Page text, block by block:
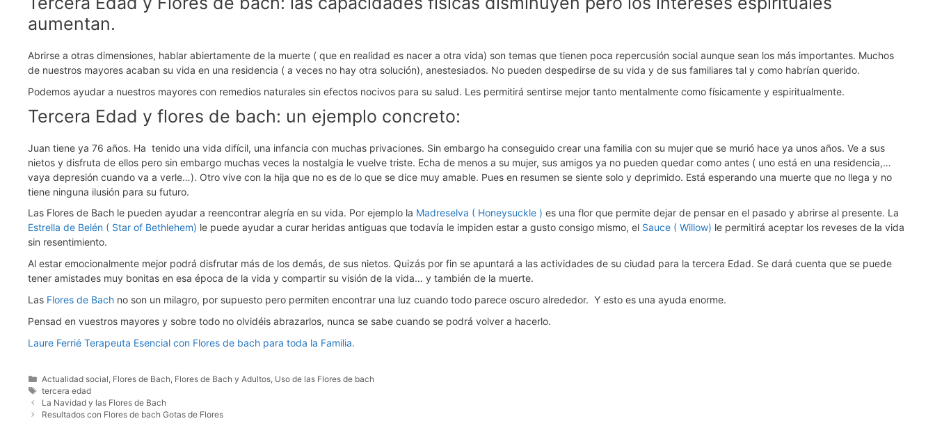
aumentan.
Abrirse a otras dimensiones, hablar abiertamente de la muerte ( que en realidad es nacer a otra vida) son temas que tienen poca repercusión social aunque sean los más importantes. Muchos
de nuestros mayores acaban su vida en una residencia ( a veces no hay otra solución), anestesiados. No pueden despedirse de su vida y de sus familiares tal y como habrían querido.
Podemos ayudar a nuestros mayores con remedios naturales sin efectos nocivos para su salud. Les permitirá sentirse mejor tanto mentalmente como físicamente y espiritualmente.
Tercera Edad y flores de bach: un ejemplo concreto:
Juan tiene ya 76 años. Ha tenido una vida difícil, una infancia con muchas privaciones. Sin embargo ha conseguido crear una familia con su mujer que se murió hace ya unos años. Ve a sus
nietos y disfruta de ellos pero sin embargo muchas veces la nostalgia le vuelve triste. Echa de menos a su mujer, sus amigos ya no pueden quedar como antes ( uno está en una residencia,…
vaya depresión cuando va a verle…). Otro vive con la hija que no es de lo que se dice muy amable. Pues en resumen se siente solo y deprimido. Está esperando una muerte que no llega y no
tiene ninguna ilusión para su futuro.
Las Flores de Bach le pueden ayudar a reencontrar alegría en su vida. Por ejemplo la Madreselva ( Honeysuckle ) es una flor que permite dejar de pensar en el pasado y abrirse al presente. La
Estrella de Belén ( Star of Bethlehem) le puede ayudar a curar heridas antiguas que todavía le impiden estar a gusto consigo mismo, el Sauce ( Willow) le permitirá aceptar los reveses de la vida
sin resentimiento.
Al estar emocionalmente mejor podrá disfrutar más de los demás, de sus nietos. Quizás por fin se apuntará a las actividades de su ciudad para la tercera Edad. Se dará cuenta que se puede
tener amistades muy bonitas en esa época de la vida y compartir su visión de la vida… y también de la muerte.
Las Flores de Bach no son un milagro, por supuesto pero permiten encontrar una luz cuando todo parece oscuro alrededor. Y esto es una ayuda enorme.
Pensad en vuestros mayores y sobre todo no olvidéis abrazarlos, nunca se sabe cuando se podrá volver a hacerlo.
Laure Ferrié Terapeuta Esencial con Flores de bach para toda la Familia.
Categorías
Actualidad social, Flores de Bach, Flores de Bach y Adultos, Uso de las Flores de bach
Etiquetas
tercera edad
La Navidad y las Flores de Bach
Resultados con Flores de bach Gotas de Flores